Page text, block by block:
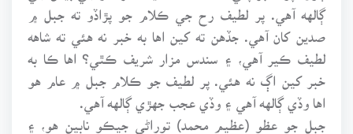
ڳالهه آهي. پر لطيف رح جي ڪلام جو پڙاڏو ته جبل ۾
صدين کان آهي. جڏهن ته کين اها به خبر نه هئي ته شاهه
لطيف ڪير آهي، ۽ سندس مزار شريف ڪٿي؟ اها ڪا به
خبر کين اڳ نه هئي. پر لطيف جو ڪلام جبل ۾ عام هو
اها وڏي ڳالهه آهي ۽ وڏي عجب جهڙي ڳالهه آهي.
جبل جو عظو (عظيم محمد) توراڻي جيڪو نابين هو، ۽